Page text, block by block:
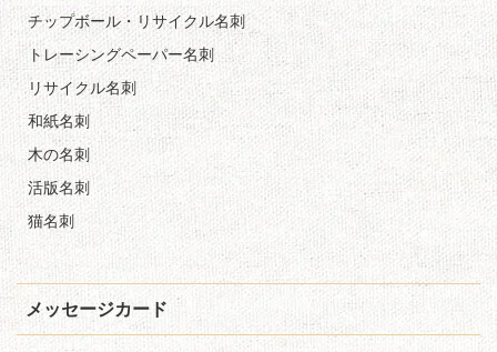
チップボール・リサイクル名刺
トレーシングペーパー名刺
リサイクル名刺
和紙名刺
木の名刺
活版名刺
猫名刺
メッセージカード